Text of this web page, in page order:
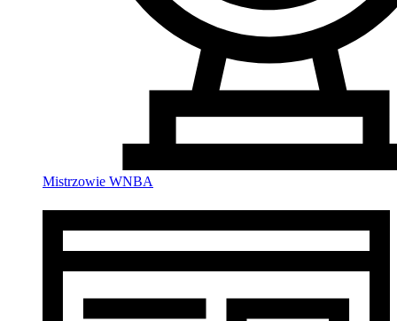
Mistrzowie WNBA